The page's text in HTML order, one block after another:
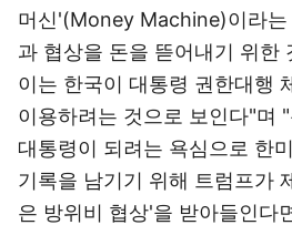
머신'(Money Machine)이라는
과 협상을 돈을 뜯어내기 위한
이는 한국이 대통령 권한대행
이용하려는 것으로 보인다"며
대통령이 되려는 욕심으로 한
기록을 남기기 위해 트럼프가
은 방위비 협상'을 받아들인다